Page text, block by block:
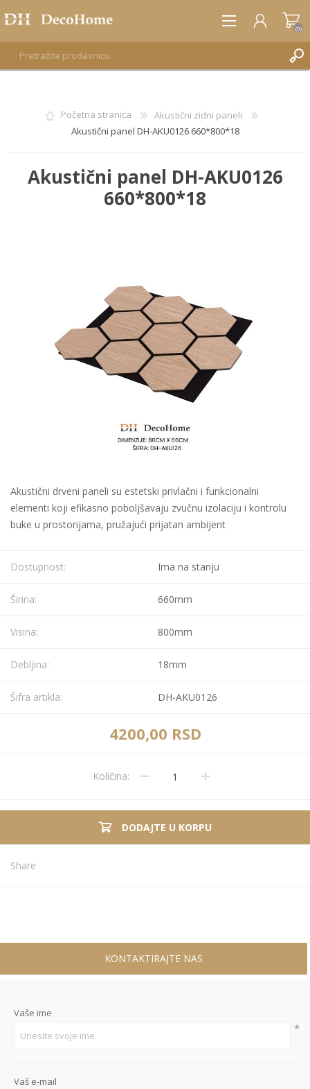
REGISTRUJTE SE
(0)
Početna stranica
Akustični zidni paneli
Akustični panel DH-AKU0126 660*800*18
Akustični panel DH-AKU0126
660*800*18
Akustični drveni paneli su estetski privlačni i funkcionalni
elementi koji efikasno poboljšavaju zvučnu izolaciju i kontrolu
buke u prostorijama, pružajući prijatan ambijent
Dostupnost: Ima na stanju
Širina: 660mm
Visina: 800mm
Debljina: 18mm
Šifra artikla: DH-AKU0126
4200,00 RSD
Količina:
DODAJTE U KORPU
Share
KONTAKTIRAJTE NAS
Vaše ime
*
Vaš e-mail